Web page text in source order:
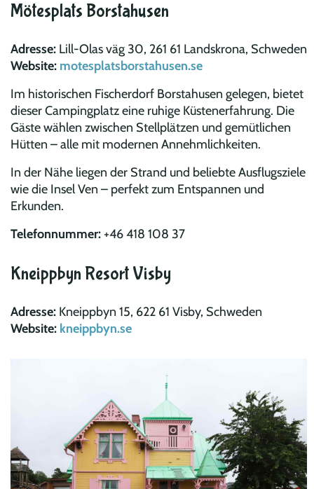
Mötesplats Borstahusen
Adresse: Lill-Olas väg 30, 261 61 Landskrona, Schweden
Website: motesplatsborstahusen.se
Im historischen Fischerdorf Borstahusen gelegen, bietet
dieser Campingplatz eine ruhige Küstenerfahrung. Die
Gäste wählen zwischen Stellplätzen und gemütlichen
Hütten – alle mit modernen Annehmlichkeiten.
In der Nähe liegen der Strand und beliebte Ausflugsziele
wie die Insel Ven – perfekt zum Entspannen und
Erkunden.
Telefonnummer:+46 418 108 37​
Kneippbyn Resort Visby
Adresse: Kneippbyn 15, 622 61 Visby, Schweden
Website: kneippbyn.se